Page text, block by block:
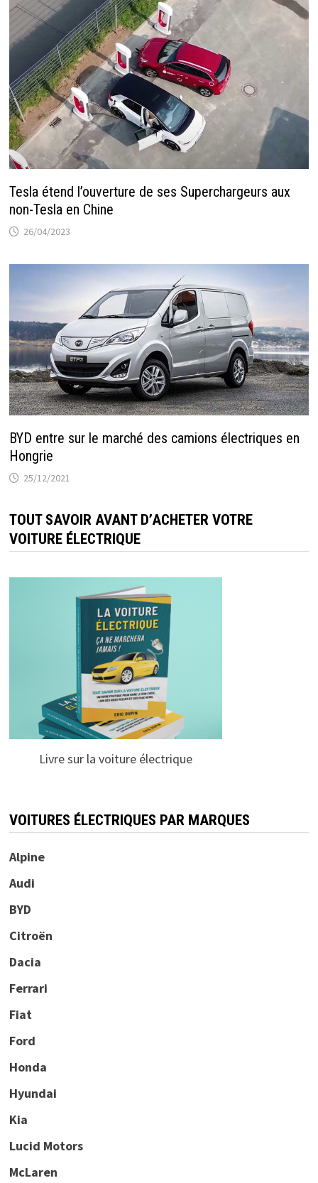
Tesla étend l’ouverture de ses Superchargeurs aux
non-Tesla en Chine
26/04/2023
BYD entre sur le marché des camions électriques en
Hongrie
25/12/2021
TOUT SAVOIR AVANT D’ACHETER VOTRE
VOITURE ÉLECTRIQUE
Livre sur la voiture électrique
VOITURES ÉLECTRIQUES PAR MARQUES
Alpine
Audi
BYD
Citroën
Dacia
Ferrari
Fiat
Ford
Honda
Hyundai
Kia
Lucid Motors
McLaren